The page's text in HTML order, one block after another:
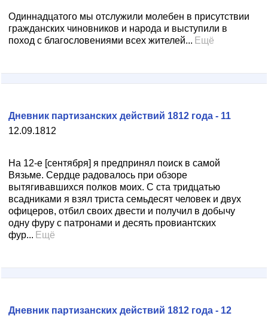
Одиннадцатого мы отслужили молебен в присутствии
гражданских чиновников и народа и выступили в
поход с благословениями всех жителей... Ещё
12.09.1812
Дневник партизанских действий 1812 года - 11
На 12-е [сентября] я предпринял поиск в самой
Вязьме. Сердце радовалось при обзоре
вытягивавшихся полков моих. С ста тридцатью
всадниками я взял триста семьдесят человек и двух
офицеров, отбил своих двести и получил в добычу
одну фуру с патронами и десять провиантских
фур... Ещё
Дневник партизанских действий 1812 года - 12